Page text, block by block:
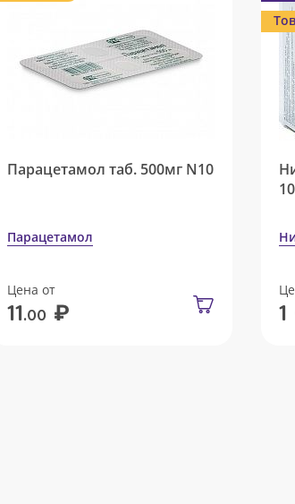
Парацетамол таб. 500мг N10
Парацетамол
Цена от
11.00 ₽ 1